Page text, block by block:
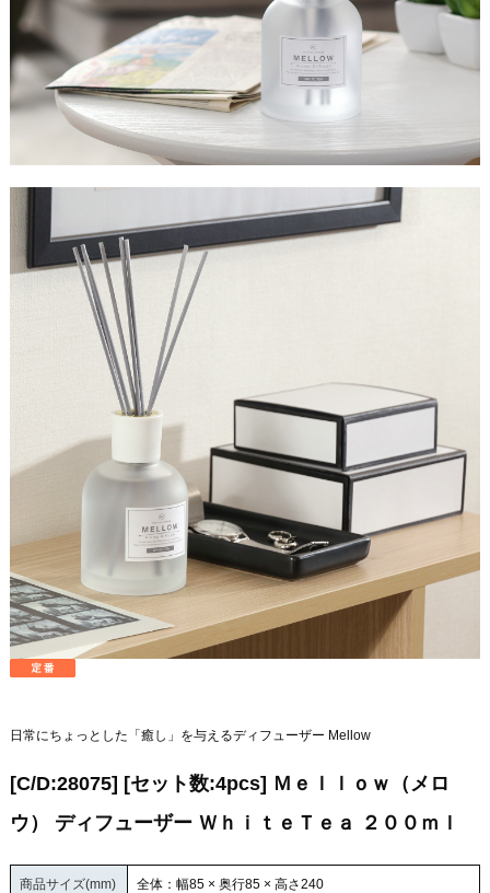
日常にちょっとした「癒し」を与えるディフューザー Mellow
[C/D:28075] [セット数:4pcs] Ｍｅｌｌｏｗ（メロ
ウ） ディフューザー ＷｈｉｔｅＴｅａ ２００ｍｌ
商品サイズ(mm) 全体：幅85 × 奥行85 × 高さ240